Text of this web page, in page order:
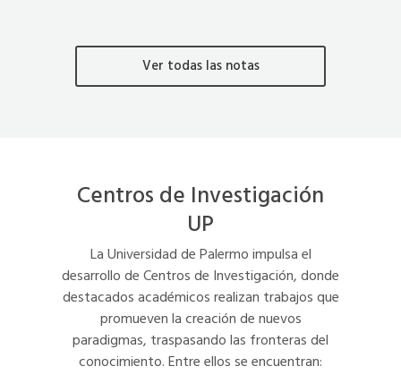
Ver todas las notas
Centros de Investigación
UP
La Universidad de Palermo impulsa el
desarrollo de Centros de Investigación, donde
destacados académicos realizan trabajos que
promueven la creación de nuevos
paradigmas, traspasando las fronteras del
conocimiento. Entre ellos se encuentran: